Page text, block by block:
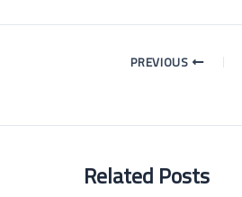
Post
Related Posts